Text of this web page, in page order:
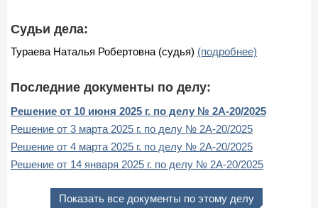
Судьи дела:
Тураева Наталья Робертовна (судья) (подробнее)
Последние документы по делу:
Решение от 10 июня 2025 г. по делу № 2А-20/2025
Решение от 3 марта 2025 г. по делу № 2А-20/2025
Решение от 4 марта 2025 г. по делу № 2А-20/2025
Решение от 14 января 2025 г. по делу № 2А-20/2025
Показать все документы по этому делу